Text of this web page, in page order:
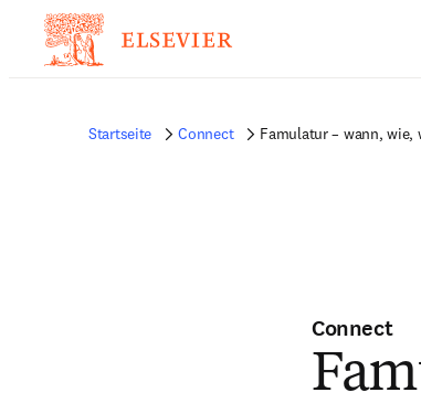
Startseite Connect Famulatur – wann, wie,
Connect